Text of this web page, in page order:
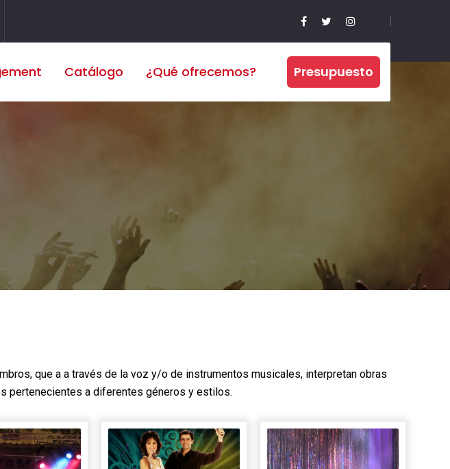
Catálogo ¿Qué ofrecemos? Presupuesto
que a a través de la voz y/o de instrumentos musicales, interpretan obras
pertenecientes a diferentes géneros y estilos.